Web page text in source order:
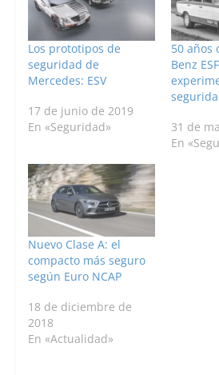
Los prototipos de
seguridad de
Mercedes: ESV
17 de junio de 2019
En «Seguridad»
50 años
Benz
31 de
En
Nuevo Clase A: el
compacto más seguro
según Euro NCAP
18 de diciembre de
2018
En «Actualidad»